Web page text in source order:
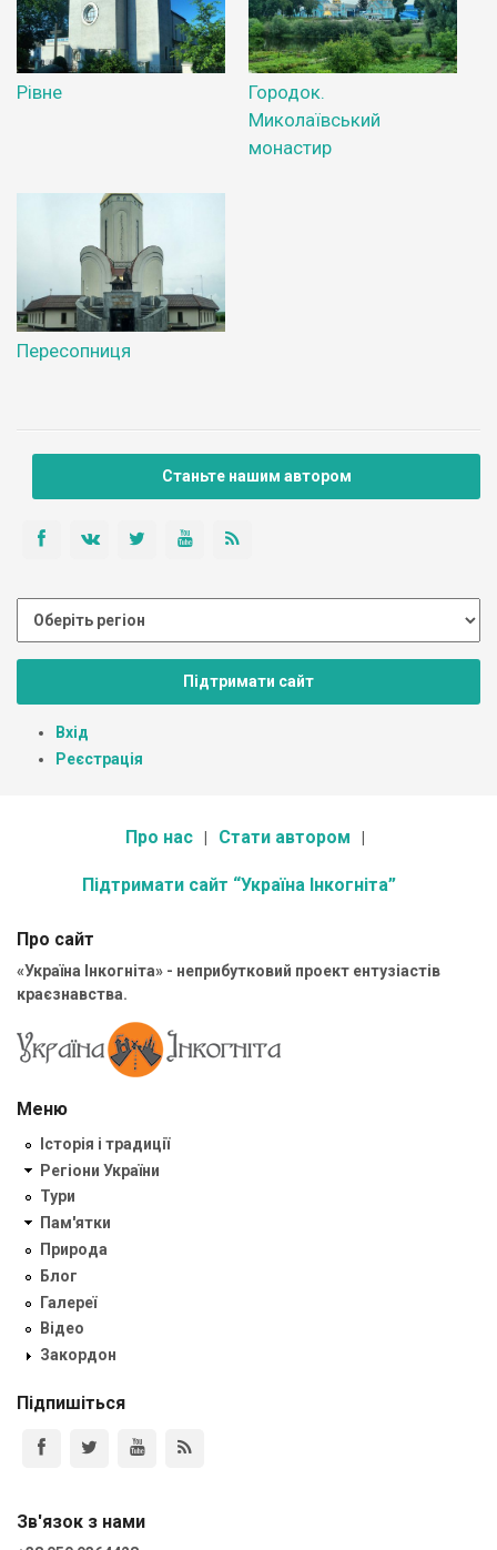
Рівне
Городок.
Миколаївський
монастир
Пересопниця
Станьте нашим автором
Підтримати сайт
Вхід
Реєстрація
Про нас Стати автором
Підтримати сайт “Україна Інкогніта”
Про сайт
«Україна Інкогніта» - неприбутковий проект ентузіастів
краєзнавства.
Меню
Історія і традиції
Регіони України
Тури
Пам'ятки
Природа
Блог
Галереї
Відео
Закордон
Підпишіться
Зв'язок з нами